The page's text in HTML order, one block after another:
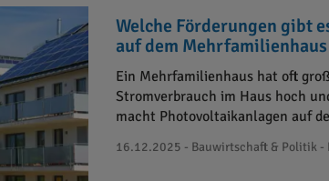
Welche Förderungen gibt
auf dem
Ein Mehrfamilienhaus hat oft
Stromverbrauch im Haus hoch
macht Photovoltaikanlagen auf
16.12.2025 - Bauwirtschaft & Politik -